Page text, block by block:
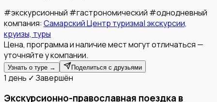
#экскурсионный #гастрономический #однодневный
компания: Самарский Центр туризма| экскурсии,
круизы, туры
Цена, программа и наличие мест могут отличаться —
уточняйте у компании.
Узнать о туре → Поделиться с друзьями
1 день ✓ Завершён
Экскурсионно-православная поездка в